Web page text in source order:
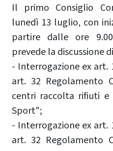
Il primo Consiglio
lunedì 13 luglio, con
partire dalle ore
prevede la discussione
- Interrogazione ex art.
art. 32 Regolamento
centri raccolta rifiuti
Sport";
- Interrogazione ex art.
art. 32 Regolamento